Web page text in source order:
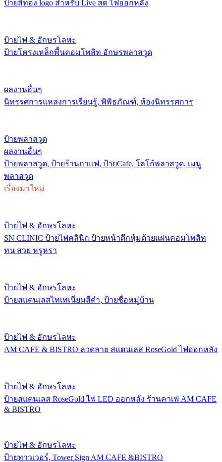
ป้ายสีทอง logo สำหรับ Live สด ไฟออกหลัง
ป้ายไฟ & อักษรโลหะ
ป้ายโครงเหล็กพื้นคอมโพสิท อักษรพลาสวูด
ผลงานอื่นๆ
นิทรรศการแหล่งการเรียนรู้, พิพิธภัณฑ์, ห้องนิทรรศการ
ป้ายพลาสวูด
ผลงานอื่นๆ
ป้ายพลาสวูด, ป้ายร้านกาแฟ, ป้ายCafe, โลโก้พลาสวูด, เมนู
พลาสวูด
เรื่องมาใหม่
ป้ายไฟ & อักษรโลหะ
SN CLINIC ป้ายไฟคลินิก ป้ายหน้าตึกหุ้มด้วยแผ่นคอมโพสิท
ทน สวย หรูหรา
ป้ายไฟ & อักษรโลหะ
ป้ายสแตนเลสไทเทเนี่ยมสีดำ, ป้ายชื่อหมู่บ้าน
ป้ายไฟ & อักษรโลหะ
AM CAFE & BISTRO ลวดลาย สแตนเลส RoseGold ไฟออกหลัง
ป้ายไฟ & อักษรโลหะ
ป้ายสแตนเลส RoseGold ไฟ LED ออกหลัง ร้านคาเฟ่ AM CAFE
& BISTRO
ป้ายไฟ & อักษรโลหะ
ป้ายทาวเวอร์, Tower Sign AM CAFE &BISTRO